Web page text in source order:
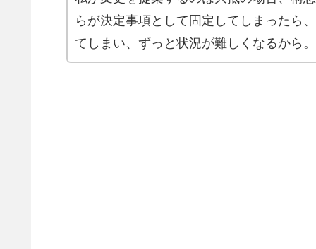
らが決定事項として固定してしまったら
てしまい、ずっと状況が難しくなるから。